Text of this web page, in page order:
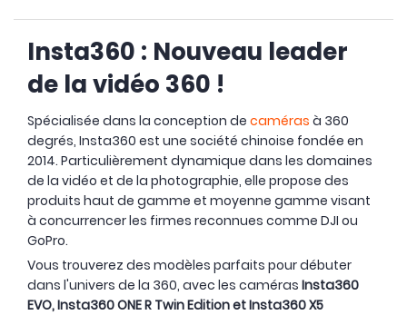
Insta360 : Nouveau leader
de la vidéo 360 !
Spécialisée dans la conception de caméras à 360
degrés, Insta360 est une société chinoise fondée en
2014. Particulièrement dynamique dans les domaines
de la vidéo et de la photographie, elle propose des
produits haut de gamme et moyenne gamme visant
à concurrencer les firmes reconnues comme DJI ou
GoPro.
Vous trouverez des modèles parfaits pour débuter
dans l'univers de la 360, avec les caméras Insta360
EVO, Insta360 ONE R Twin Edition et Insta360 X5